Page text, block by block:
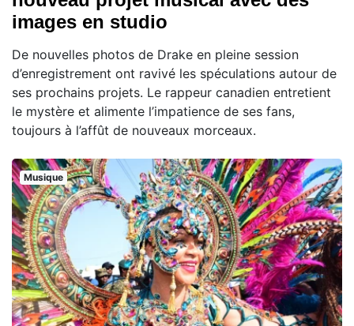
images en studio
De nouvelles photos de Drake en pleine session
d’enregistrement ont ravivé les spéculations autour de
ses prochains projets. Le rappeur canadien entretient
le mystère et alimente l’impatience de ses fans,
toujours à l’affût de nouveaux morceaux.
Musique